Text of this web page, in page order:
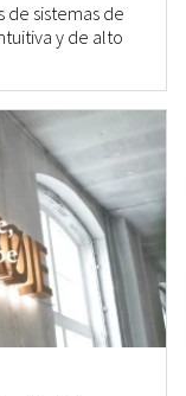
de sistemas de
y de alto